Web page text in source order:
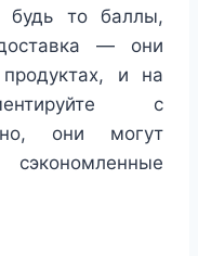
будь то баллы,
— они
и на
с
они могут